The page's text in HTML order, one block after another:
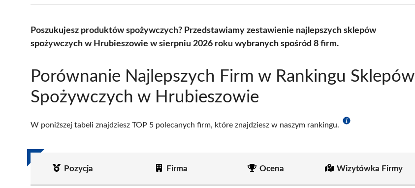
(Twitter)
Poszukujesz produktów spożywczych? Przedstawiamy zestawienie najlepszych sklepów
spożywczych w Hrubieszowie w sierpniu 2026 roku wybranych spośród 8 firm.
Porównanie Najlepszych Firm w Rankingu Sklepów
Spożywczych w Hrubieszowie
W poniższej tabeli znajdziesz TOP 5 polecanych firm, które znajdziesz w naszym rankingu.
Pozycja Firma Ocena Wizytówka Firmy